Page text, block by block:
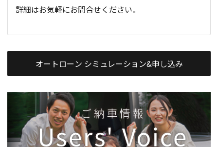
詳細はお気軽にお問合せください。
オートローン シミュレーション&申し込み